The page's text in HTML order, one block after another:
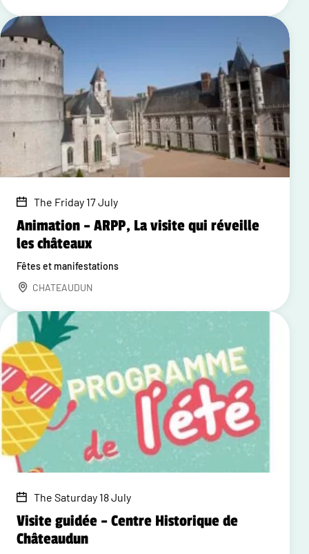
The Friday 17 July
Animation – ARPP, La visite qui réveille
les châteaux
Fêtes et manifestations
CHATEAUDUN
The Saturday 18 July
Visite guidée – Centre Historique de
Châteaudun